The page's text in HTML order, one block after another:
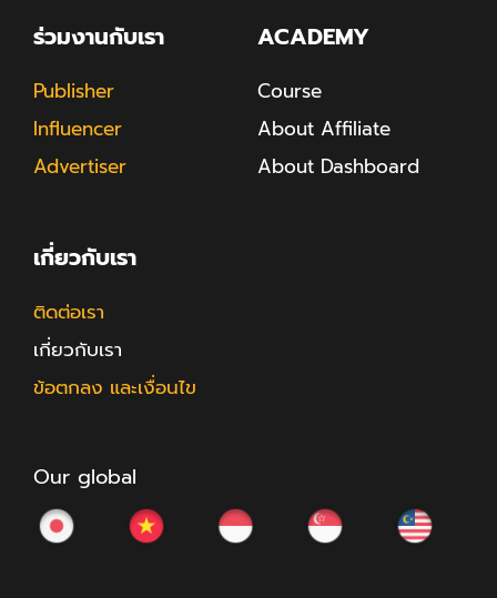
ร่วมงานกับเรา
Publisher
Influencer
Advertiser
ACADEMY
Course
About Affiliate
About Dashboard
เกี่ยวกับเรา
ติดต่อเรา
เกี่ยวกับเรา
ข้อตกลง และเงื่อนไข
Our global